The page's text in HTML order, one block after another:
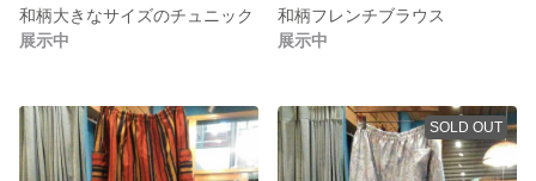
和柄大きなサイズのチュニック
展示中
和柄フレンチブラウス
展示中
SOLD OUT